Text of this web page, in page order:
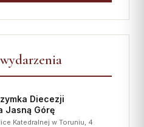
Diecezji
Jasną Górę
Katedralnej w Toruniu, 4